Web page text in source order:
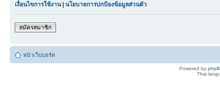
เงื่อนไขการใช้งาน| นโยบายการปกป้องข้อมูลส่วนตัว
สมัครสมาชิก
หน้าเว็บบอร์ด
Powered by
Thai